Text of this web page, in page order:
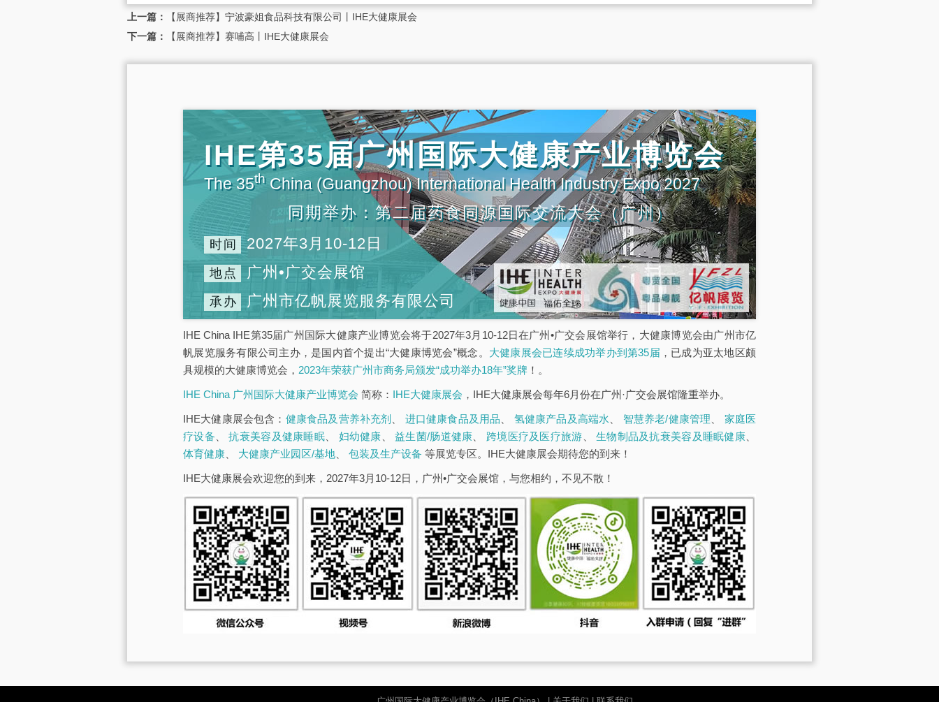
上一篇：
【展商推荐】宁波豪姐食品科技有限公司丨IHE大健康展会
下一篇：
【展商推荐】赛哺高丨IHE大健康展会
IHE第35届广州国际大健康产业博览会
The 35thChina (Guangzhou) International Health Industry Expo 2027
同期举办：第二届药食同源国际交流大会（广州）
时间 2027年3月10-12日
地点 广州•广交会展馆
承办 广州市亿帆展览服务有限公司
IHE China IHE第35届广州国际大健康产业博览会将于2027年3月10-12日在广州•广交会展馆举行，大健康博览会由广州市亿
帆展览服务有限公司主办，是国内首个提出“大健康博览会”概念。 大健康展会已连续成功举办到第35届 ，已成为亚太地区颇
具规模的大健康博览会， 2023年荣获广州市商务局颁发“成功举办18年”奖牌 ！。
IHE China 广州国际大健康产业博览会 简称： IHE大健康展会 ，IHE大健康展会每年6月份在广州·广交会展馆隆重举办。
IHE大健康展会包含： 健康食品及营养补充剂 进口健康食品及用品 氢健康产品及高端水 智慧养老/健康管理
家庭医
疗设备 、抗衰美容及健康睡眠、 妇幼健康 、益生菌/肠道健康 跨境医疗及医疗旅游 、生物制品及抗衰美容及睡眠健康
体育健康
大健康产业园区/基地 包装及生产设备 等展览专区。IHE大健康展会期待您的到来！
IHE大健康展会欢迎您的到来，2027年3月10-12日，广州•广交会展馆，与您相约，不见不散！